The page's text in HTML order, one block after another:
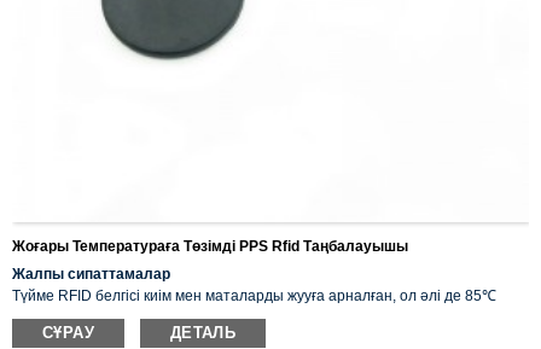
Жоғары Температураға Төзімді PPS Rfid Таңбалауышы
Жалпы сипаттамалар
Түйме RFID белгісі киім мен маталарды жууға арналған, ол әлі де 85℃
температурада 60 минут бойы жақсы жұмыс істейді.
RFID түйме тегі өнеркәсіптік интеллект, қадағалау, автоматтандыру,
СҰРАУ ДЕТАЛЬ